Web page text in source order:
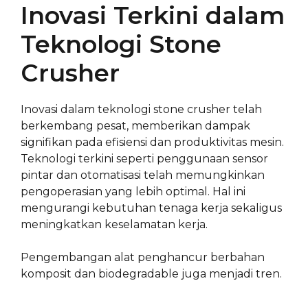
Inovasi Terkini dalam
Teknologi Stone
Crusher
Inovasi dalam teknologi stone crusher telah
berkembang pesat, memberikan dampak
signifikan pada efisiensi dan produktivitas mesin.
Teknologi terkini seperti penggunaan sensor
pintar dan otomatisasi telah memungkinkan
pengoperasian yang lebih optimal. Hal ini
mengurangi kebutuhan tenaga kerja sekaligus
meningkatkan keselamatan kerja.
Pengembangan alat penghancur berbahan
komposit dan biodegradable juga menjadi tren.